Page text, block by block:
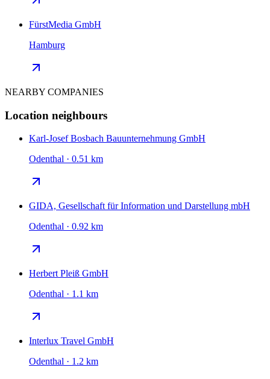
FürstMedia GmbH
Hamburg
NEARBY COMPANIES
Location neighbours
Karl-Josef Bosbach Bauunternehmung GmbH
Odenthal · 0.51 km
GIDA, Gesellschaft für Information und Darstellung mbH
Odenthal · 0.92 km
Herbert Pleiß GmbH
Odenthal · 1.1 km
Interlux Travel GmbH
Odenthal · 1.2 km